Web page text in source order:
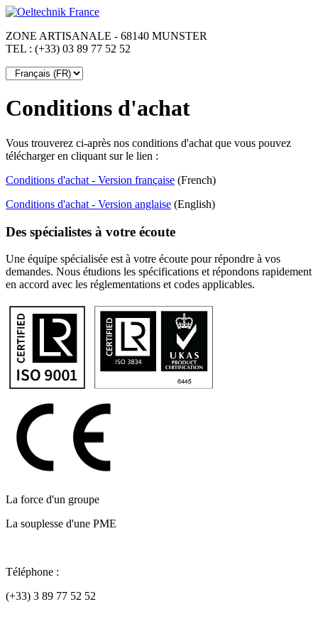
ZONE ARTISANALE - 68140 MUNSTER
TEL : (+33) 03 89 77 52 52
Conditions d'achat
Vous trouverez ci-après nos conditions d'achat que vous pouvez
télécharger en cliquant sur le lien :
Conditions d'achat - Version française (French)
Conditions d'achat - Version anglaise (English)
Des spécialistes à votre écoute
Une équipe spécialisée est à votre écoute pour répondre à vos
demandes. Nous étudions les spécifications et répondons rapidement
en accord avec les réglementations et codes applicables.
La force d'un groupe
La souplesse d'une PME
Téléphone :
(+33) 3 89 77 52 52